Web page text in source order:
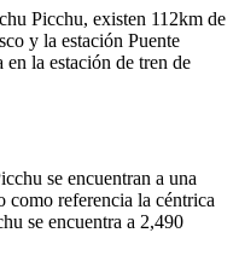
Picchu, existen 112km de
y la estación Puente
la estación de tren de
se encuentran a una
como referencia la céntrica
se encuentra a 2,490